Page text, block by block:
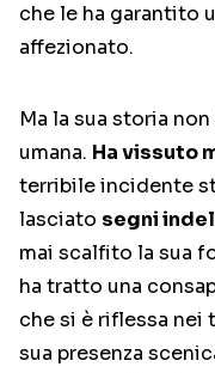
che le ha garantito
affezionato.
Ma la sua storia
umana. Ha vissuto
terribile incidente
lasciato segni
mai scalfito la sua
ha tratto una
che si è riflessa nei
sua presenza